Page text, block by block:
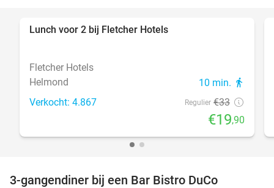
Lunch voor 2 bij Fletcher Hotels
Fletcher Hotels
Helmond
10 min. directions_walk
Verkocht: 4.867 Regulier €33
€19,90
3-gangendiner bij een Bar Bistro DuCo